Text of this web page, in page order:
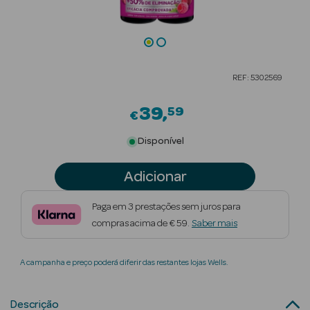
Beauty Season
Nutricosmética
Perfumes
Beauty Season
REF: 5302569
€39 59
Disponível
Adicionar
Paga em 3 prestações sem juros para
compras acima de € 59. Saber mais
A campanha e preço poderá diferir das restantes lojas Wells.
Descrição